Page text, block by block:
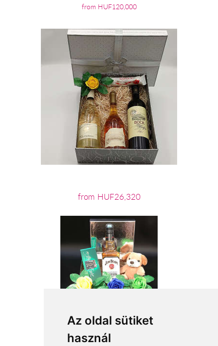
Az oldal sütiket
használ
from HUF120,000
from HUF26,320
from HUF21,600